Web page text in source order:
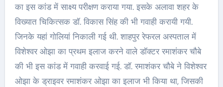
का इस कांड में साक्ष्य परीक्षण कराया गया. इसके अलावा शहर के
विख्यात चिकित्सक डॉ. विकास सिंह की भी गवाही करायी गयी.
जिनके यहां गोलियां निकाली गई थी. शाहपुर रेफरल अस्पताल में
विशेश्वर ओझा का प्रथम इलाज करने वाले डॉक्टर रमाशंकर चौबे
की भी इस कांड में गवाही करवाई गई. डॉ. रमाशंकर चौबे ने विशेश्वर
ओझा के ड्राइवर रमाशंकर ओझा का इलाज भी किया था, जिसकी